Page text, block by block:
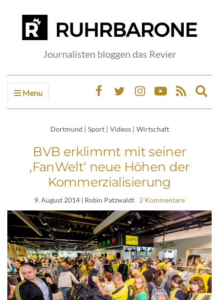
Journalisten bloggen das Revier
Menu
Dortmund | Sport | Videos | Wirtschaft
BVB erklimmt mit seiner
‚FanWelt‘ neue Höhen der
Kommerzialisierung
9. August 2014 | Robin Patzwaldt 2 Kommentare